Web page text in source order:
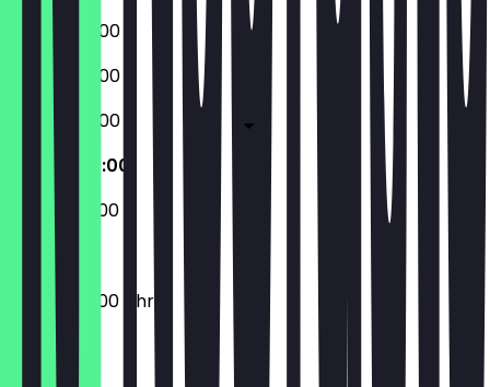
08:00 - 20:00
08:00 - 20:00
08:00 - 20:00
09:00 - 20:00
09:00 - 20:00
09:00 - 20:00 Uhr